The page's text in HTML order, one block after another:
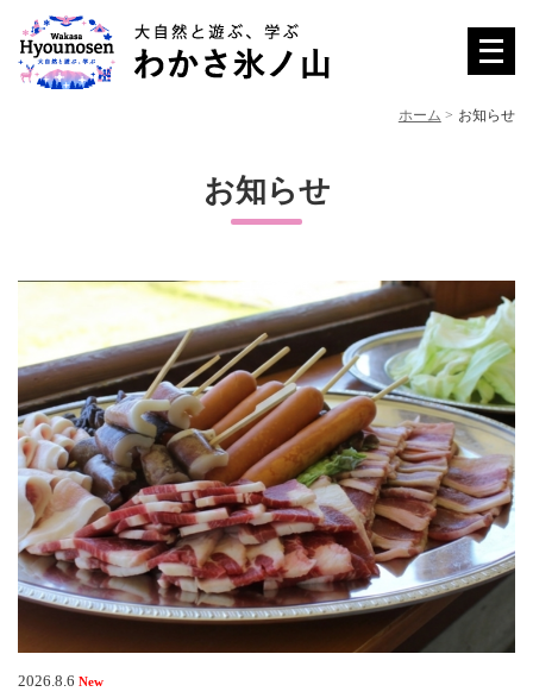
メ
ニ
ュ
ホーム お知らせ
お知らせ
2026.8.6 New